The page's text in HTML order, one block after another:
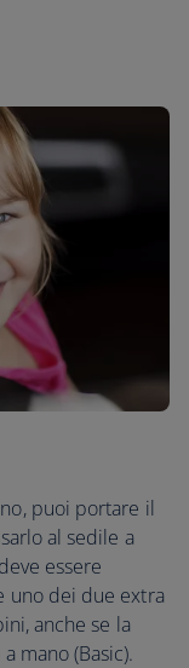
puoi portare il
al sedile a
essere
uno dei due extra
anche se la
mano (Basic).